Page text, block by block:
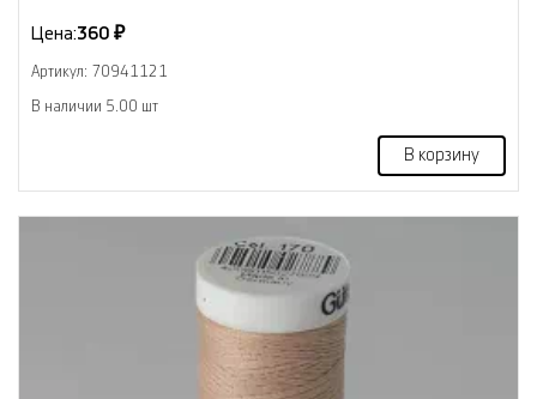
Цена:360 ₽
Артикул: 70941121
В наличии 5.00 шт
В корзину